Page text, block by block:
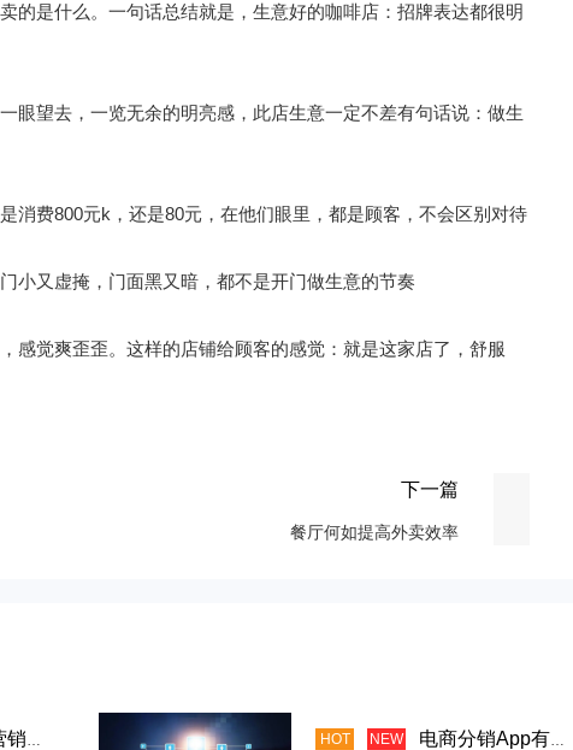
的是什么。一句话总结就是，生意好的咖啡店：招牌表达都很明
眼望去，一览无余的明亮感，此店生意一定不差有句话说：做生
消费800元k，还是80元，在他们眼里，都是顾客，不会区别对待
小又虚掩，门面黑又暗，都不是开门做生意的节奏
感觉爽歪歪。这样的店铺给顾客的感觉：就是这家店了，舒服
下一篇
餐厅何如提高外卖效率
案 HOT NEW 电商分销App有哪些优势？